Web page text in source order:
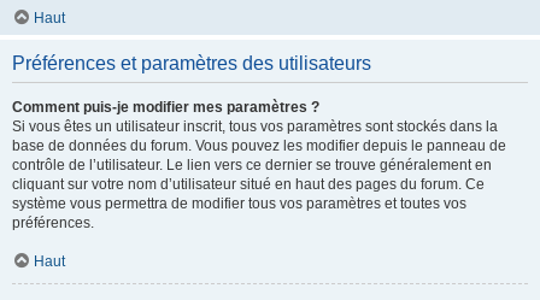
Haut
Préférences et paramètres des utilisateurs
Comment puis-je modifier mes paramètres ?
Si vous êtes un utilisateur inscrit, tous vos paramètres sont stockés dans la
base de données du forum. Vous pouvez les modifier depuis le panneau de
contrôle de l’utilisateur. Le lien vers ce dernier se trouve généralement en
cliquant sur votre nom d’utilisateur situé en haut des pages du forum. Ce
système vous permettra de modifier tous vos paramètres et toutes vos
préférences.
Haut